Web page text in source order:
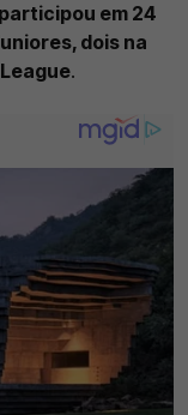
em 24
dois na
.